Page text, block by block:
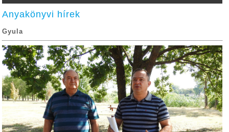
Anyakönyvi hírek
Gyula